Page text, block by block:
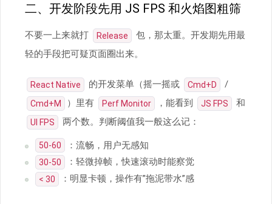
二、开发阶段先用 JS FPS 和火焰图粗筛
不要一上来就打 Release
包，那太重。开发期先用最
轻的手段把可疑页面圈出来。
React Native 的开发菜单（摇一摇或 Cmd+D /
Cmd+M ）里有 Perf Monitor ，能看到 JS FPS 和
UI FPS 两个数。判断阈值我一般这么记：
50-60 ：流畅，用户无感知
30-50 ：轻微掉帧，快速滚动时能察觉
< 30 ：明显卡顿，操作有”拖泥带水”感